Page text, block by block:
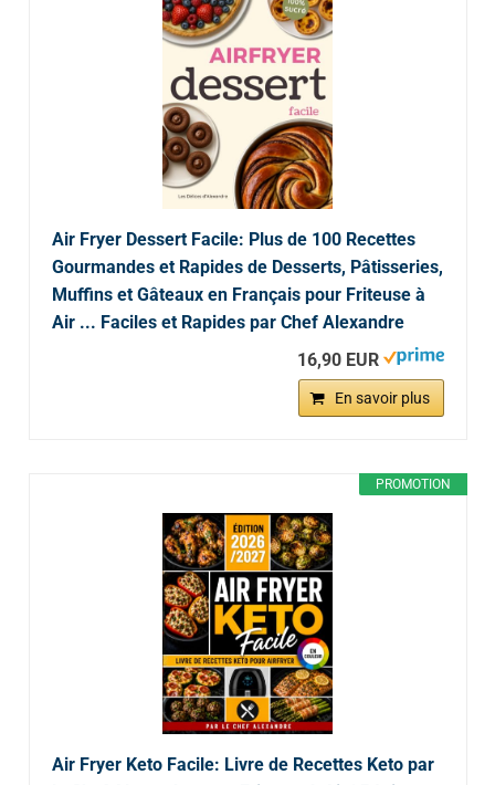
Air Fryer Dessert Facile: Plus de 100 Recettes
Gourmandes et Rapides de Desserts, Pâtisseries,
Muffins et Gâteaux en Français pour Friteuse à
Air ... Faciles et Rapides par Chef Alexandre
16,90 EUR
En savoir plus
PROMOTION
Air Fryer Keto Facile: Livre de Recettes Keto par